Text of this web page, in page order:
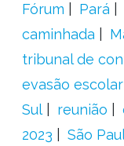
Fórum
Pará
caminhada
tribunal de
evasão escolar
Sul
reunião
2023
São